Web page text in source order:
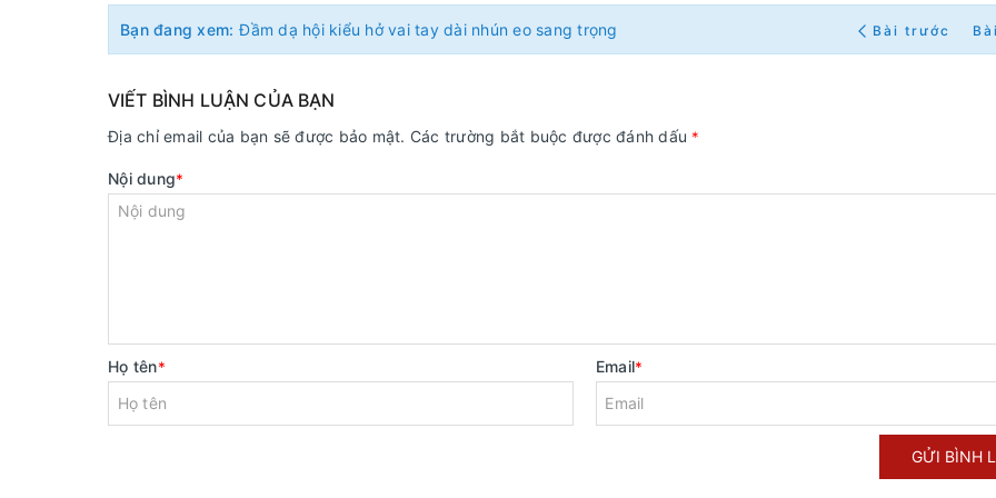
Bạn đang xem: Đầm dạ hội kiểu hở vai tay dài nhún eo sang trọng Bài trước
VIẾT BÌNH LUẬN CỦA BẠN
Địa chỉ email của bạn sẽ được bảo mật. Các trường bắt buộc được đánh dấu *
Nội dung*
Họ tên* Email*
GỬI BÌNH